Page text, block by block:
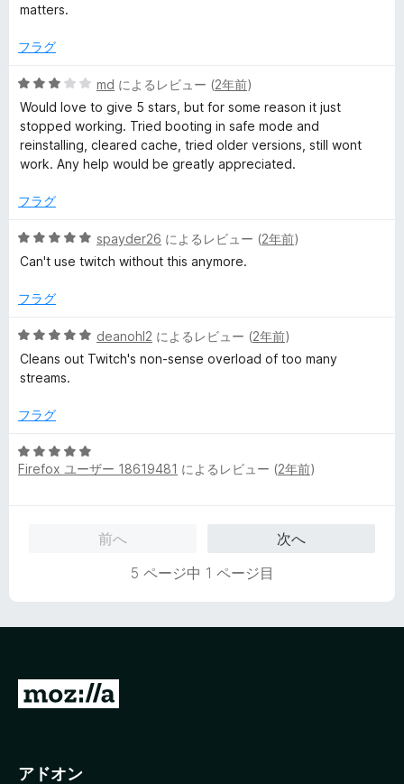
の
価
matters.
フラグ
5
段
階
中
3
評
md によるレビュー (2年前)
Would love to give 5 stars, but for some reason it just
stopped working. Tried booting in safe mode and
reinstalling, cleared cache, tried older versions, still wont
work. Any help would be greatly appreciated.
フラグ
5
段
中
の
評
価
spayder26 によるレビュー (2年前)
Can't use twitch without this anymore.
フラグ
5
段
階
5
評
価
deanohl2 によるレビュー (2年前)
Cleans out Twitch's non-sense overload of too many
streams.
フラグ
5
段
Firefox ユーザー 18619481 によるレビュー (2年前)
前へ
次へ
5 ページ中 1 ページ目
M
i
アドオン